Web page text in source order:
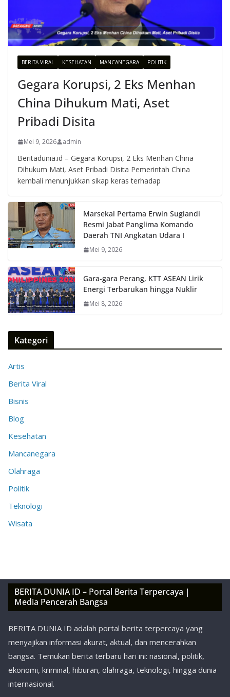
BERITA VIRAL KESEHATAN MANCANEGARA POLITIK
Gegara Korupsi, 2 Eks Menhan
China Dihukum Mati, Aset
Pribadi Disita
Mei 9, 2026 admin
Beritadunia.id – Gegara Korupsi, 2 Eks Menhan China
Dihukum Mati, Aset Pribadi Disita Pemerintah China
kembali menunjukkan sikap keras terhadap
Marsekal Pertama Erwin Sugiandi
Resmi Jabat Panglima Komando
Daerah TNI Angkatan Udara I
Mei 9, 2026
Gara-gara Perang, KTT ASEAN Lirik
Energi Terbarukan hingga Nuklir
Mei 8, 2026
Kategori
Artis
Berita Viral
Bisnis
Blog
Kesehatan
Mancanegara
Olahraga
Politik
Teknologi
Wisata
BERITA DUNIA ID – Portal Berita Terpercaya |
Media Pencerah Bangsa
BERITA DUNIA ID adalah portal berita terpercaya yang
menyajikan informasi akurat, aktual, dan mencerahkan
bangsa. Temukan berita terbaru hari ini: nasional, politik,
ekonomi, kriminal, hiburan, olahraga, teknologi, hingga dunia
internasional.